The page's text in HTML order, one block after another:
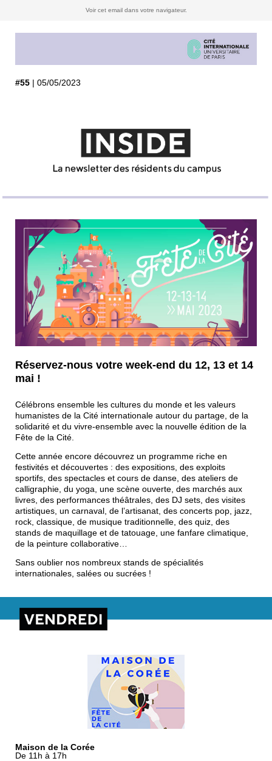
Voir cet email dans votre navigateur.
#55 | 05/05/2023
Réservez-nous votre week-end du 12, 13 et 14
mai !
Célébrons ensemble les cultures du monde et les valeurs
humanistes de la Cité internationale autour du partage, de la
solidarité et du vivre-ensemble avec la nouvelle édition de la
Fête de la Cité.
Cette année encore découvrez un programme riche en
festivités et découvertes : des expositions, des exploits
sportifs, des spectacles et cours de danse, des ateliers de
calligraphie, du yoga, une scène ouverte, des marchés aux
livres, des performances théâtrales, des DJ sets, des visites
artistiques, un carnaval, de l’artisanat, des concerts pop, jazz,
rock, classique, de musique traditionnelle, des quiz, des
stands de maquillage et de tatouage, une fanfare climatique,
de la peinture collaborative…
Sans oublier nos nombreux stands de spécialités
internationales, salées ou sucrées !
Maison de la Corée
De 11h à 17h